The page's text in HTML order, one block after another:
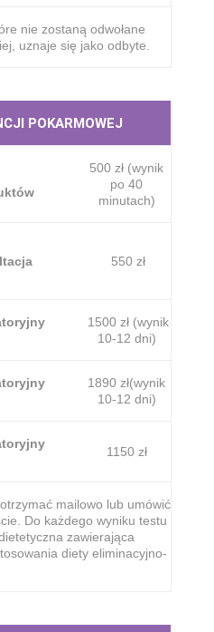
nie zostaną odwołane
uznaje się jako odbyte.
POKARMOWEJ
500 zł (wynik
po 40
minutach)
550 zł
1500 zł (wynik
10-12 dni)
1890 zł(wynik
10-12 dni)
1150 zł
mailowo lub umówić
Do każdego wyniku testu
zawierająca
diety eliminacyjno-